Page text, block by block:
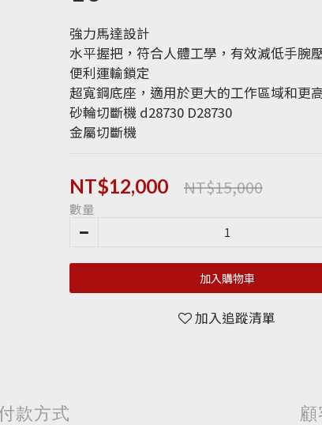
強力馬達設計
水平握把，符合人體工學，有效減低手腕
便利運輸鎖定
超寬鋼底座，適用於更大的工作區域和更
砂輪切斷機 d28730 D28730
金屬切斷機
NT$12,000 NT$15,000
數量
加入購物車
加入追蹤清單
款方式